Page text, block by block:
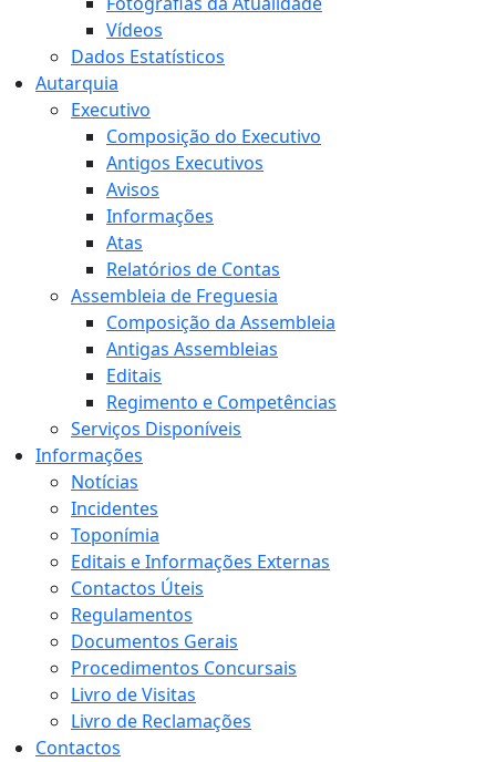
Vídeos
Dados Estatísticos
Autarquia
Executivo
Composição do Executivo
Antigos Executivos
Avisos
Informações
Atas
Relatórios de Contas
Assembleia de Freguesia
Composição da Assembleia
Antigas Assembleias
Editais
Regimento e Competências
Serviços Disponíveis
Informações
Notícias
Incidentes
Toponímia
Editais e Informações Externas
Contactos Úteis
Regulamentos
Documentos Gerais
Procedimentos Concursais
Livro de Visitas
Livro de Reclamações
Contactos